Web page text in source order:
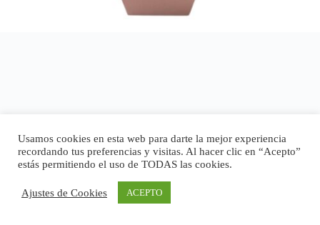
Usamos cookies en esta web para darte la mejor experiencia
recordando tus preferencias y visitas. Al hacer clic en “Acepto”
estás permitiendo el uso de TODAS las cookies.
Ajustes de Cookies ACEPTO